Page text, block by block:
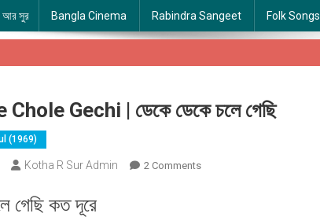
আর সুর Bangla Cinema Rabindra Sangeet Folk Songs
Gechi | ডেকে ডেকে চলে গেছি
(1969)
Kotha R Sur Admin 2 CommentsOn
গেছি কত দূরে